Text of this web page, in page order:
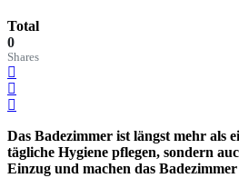
Total
0
Shares
Das Badezimmer ist längst mehr als
tägliche Hygiene pflegen, sondern
Einzug und machen das